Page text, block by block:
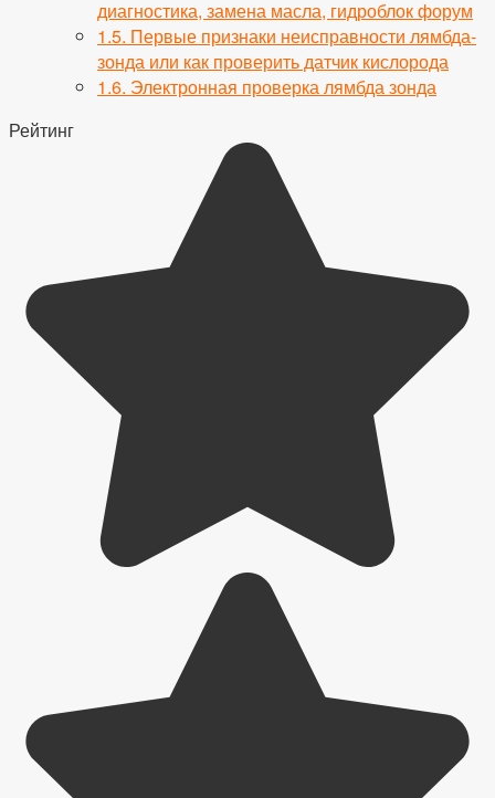
диагностика, замена масла, гидроблок форум
1.5. Первые признаки неисправности лямбда-
зонда или как проверить датчик кислорода
1.6. Электронная проверка лямбда зонда
Рейтинг